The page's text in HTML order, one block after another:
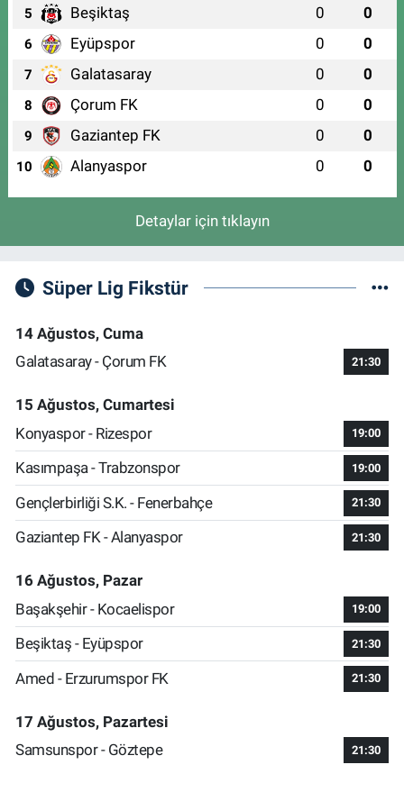
5 Beşiktaş 0 0
6 Eyüpspor 0 0
7 Galatasaray 0 0
8 Çorum FK 0 0
9 Gaziantep FK 0 0
10 Alanyaspor 0 0
Detaylar için tıklayın
Süper Lig Fikstür
14 Ağustos, Cuma
Galatasaray - Çorum FK
21:30
15 Ağustos, Cumartesi
Konyaspor - Rizespor
19:00
Kasımpaşa - Trabzonspor 19:00
Gençlerbirliği S.K. - Fenerbahçe 21:30
Gaziantep FK - Alanyaspor 21:30
16 Ağustos, Pazar
Başakşehir - Kocaelispor
19:00
Beşiktaş - Eyüpspor 21:30
Amed - Erzurumspor FK 21:30
17 Ağustos, Pazartesi
Samsunspor - Göztepe
21:30